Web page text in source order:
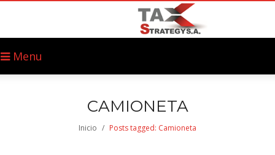
Menu
CAMIONETA
Inicio / Posts tagged: Camioneta